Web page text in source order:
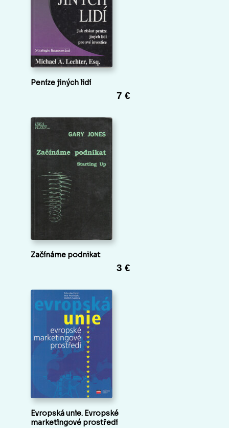
Peníze jiných lidí
7 €
Začínáme podnikat
3 €
Evropská unie. Evropské
marketingové prostředí